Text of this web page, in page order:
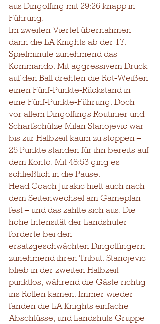
aus Dingolfing mit 29:26 knapp in
Führung.
Im zweiten Viertel übernahmen
dann die LA Knights ab der 17.
Spielminute zunehmend das
Kommando. Mit aggressivem Druck
auf den Ball drehten die Rot-Weißen
einen Fünf-Punkte-Rückstand in
eine Fünf-Punkte-Führung. Doch
vor allem Dingolfings Routinier und
Scharfschütze Milan Stanojevic war
bis zur Halbzeit kaum zu stoppen –
25 Punkte standen für ihn bereits auf
dem Konto. Mit 48:53 ging es
schließlich in die Pause.
Head Coach Jurakic hielt auch nach
dem Seitenwechsel am Gameplan
fest – und das zahlte sich aus. Die
hohe Intensität der Landshuter
forderte bei den
ersatzgeschwächten Dingolfingern
zunehmend ihren Tribut. Stanojevic
blieb in der zweiten Halbzeit
punktlos, während die Gäste richtig
ins Rollen kamen. Immer wieder
fanden die LA Knights einfache
Abschlüsse, und Landshuts Gruppe